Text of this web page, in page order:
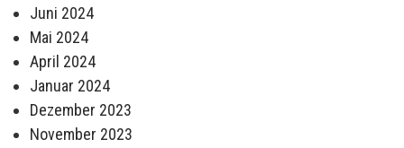
Juni 2024
Mai 2024
April 2024
Januar 2024
Dezember 2023
November 2023